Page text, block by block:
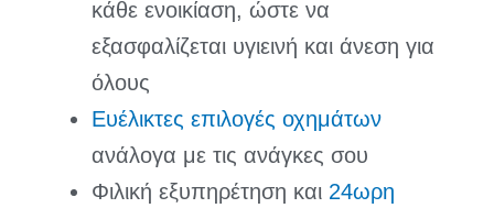
κάθε ενοικίαση, ώστε να
εξασφαλίζεται υγιεινή και άνεση για
όλους
Ευέλικτες επιλογές οχημάτων
ανάλογα με τις ανάγκες σου
Φιλική εξυπηρέτηση και 24ωρη